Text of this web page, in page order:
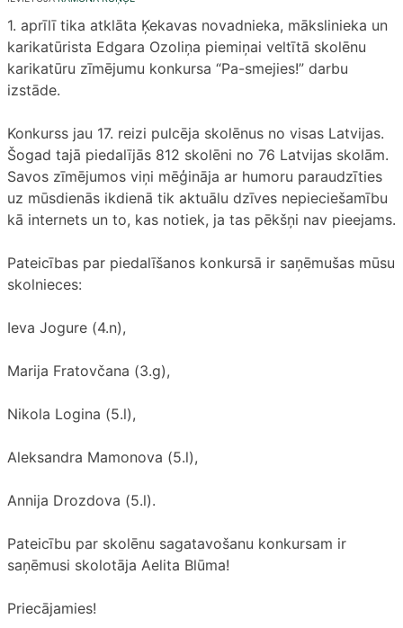
1. aprīlī tika atklāta Ķekavas novadnieka, mākslinieka un
karikatūrista Edgara Ozoliņa piemiņai veltītā skolēnu
karikatūru zīmējumu konkursa “Pa-smejies!” darbu
izstāde.
Konkurss jau 17. reizi pulcēja skolēnus no visas Latvijas.
Šogad tajā piedalījās 812 skolēni no 76 Latvijas skolām.
Savos zīmējumos viņi mēģināja ar humoru paraudzīties
uz mūsdienās ikdienā tik aktuālu dzīves nepieciešamību
kā internets un to, kas notiek, ja tas pēkšņi nav pieejams.
Pateicības par piedalīšanos konkursā ir saņēmušas mūsu
skolnieces:
Ieva Jogure (4.n),
Marija Fratovčana (3.g),
Nikola Logina (5.l),
Aleksandra Mamonova (5.l),
Annija Drozdova (5.l).
Pateicību par skolēnu sagatavošanu konkursam ir
saņēmusi skolotāja Aelita Blūma!
Priecājamies!